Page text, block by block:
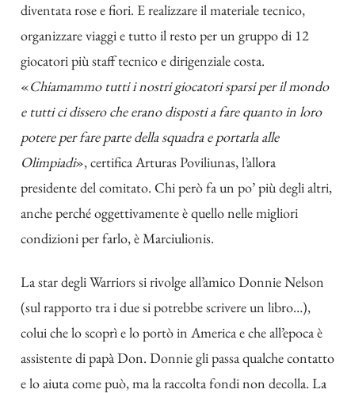
diventata rose e fiori. E realizzare il materiale tecnico,
organizzare viaggi e tutto il resto per un gruppo di 12
giocatori più staff tecnico e dirigenziale costa.
«Chiamammo tutti i nostri giocatori sparsi per il mondo
e tutti ci dissero che erano disposti a fare quanto in loro
potere per fare parte della squadra e portarla alle
Olimpiadi», certifica Arturas Poviliunas, l’allora
presidente del comitato. Chi però fa un po’ più degli altri,
anche perché oggettivamente è quello nelle migliori
condizioni per farlo, è Marciulionis.
La star degli Warriors si rivolge all’amico Donnie Nelson
(sul rapporto tra i due si potrebbe scrivere un libro…),
colui che lo scoprì e lo portò in America e che all’epoca è
assistente di papà Don. Donnie gli passa qualche contatto
e lo aiuta come può, ma la raccolta fondi non decolla. La